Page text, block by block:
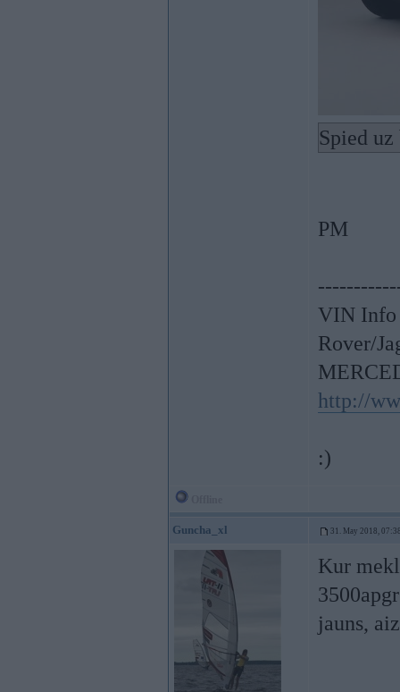
Spied
PM
VIN Info
Rover/
http://
:)
Guncha_xl 31. May 2018,
Kur
jauns,